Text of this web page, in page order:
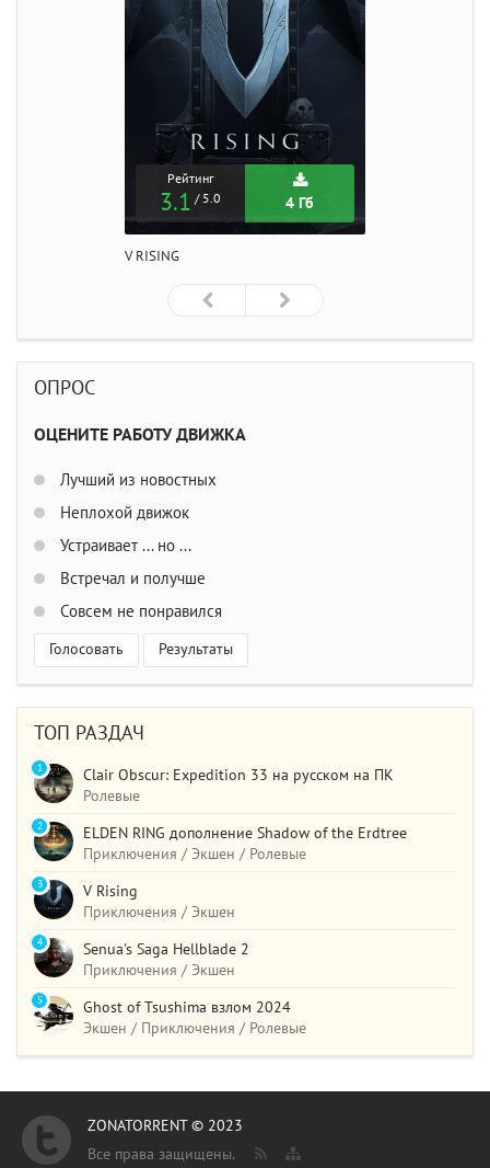
Рейтинг
3.1 / 5.0 4 Гб
V RISING
ОПРОС
ОЦЕНИТЕ РАБОТУ ДВИЖКА
Лучший из новостных
Неплохой движок
Устраивает ... но ...
Встречал и получше
Совсем не понравился
Голосовать Результаты
ТОП РАЗДАЧ
Clair Obscur: Expedition 33 на русском на ПК
Ролевые
1
ELDEN RING дополнение Shadow of the Erdtree
Приключения / Экшен / Ролевые
2
V Rising
Приключения / Экшен
3
Senua's Saga Hellblade 2
Приключения / Экшен
4
Ghost of Tsushima взлом 2024
Экшен / Приключения / Ролевые
5
ZONATORRENT © 2023
Все права защищены.